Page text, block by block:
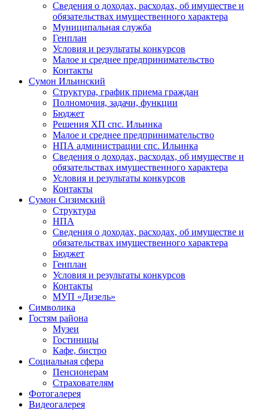
Сведения о доходах, расходах, об имуществе и
обязательствах имущественного характера
Муниципальная служба
Генплан
Условия и результаты конкурсов
Малое и среднее предпринимательство
Контакты
Сумон Ильинский
Структура, график приема граждан
Полномочия, задачи, функции
Бюджет
Решения ХП спс. Ильинка
Малое и среднее предпринимательство
НПА администрации спс. Ильинка
Сведения о доходах, расходах, об имуществе и
обязательствах имущественного характера
Условия и результаты конкурсов
Контакты
Сумон Сизимский
Структура
НПА
Сведения о доходах, расходах, об имуществе и
обязательствах имущественного характера
Бюджет
Генплан
Условия и результаты конкурсов
Контакты
МУП «Дизель»
Символика
Гостям района
Музеи
Гостиницы
Кафе, бистро
Социальная сфера
Пенсионерам
Страхователям
Фотогалерея
Видеогалерея